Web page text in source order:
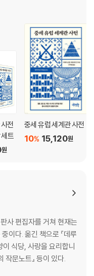
전
트
원
중세 유럽 세계관 사전
15,120원
10%
사 편집자를 거쳐 현재는
이다. 옮긴 책으로 『데루
이 식당, 사랑을 요리합니
작문노트』 등이 있다.